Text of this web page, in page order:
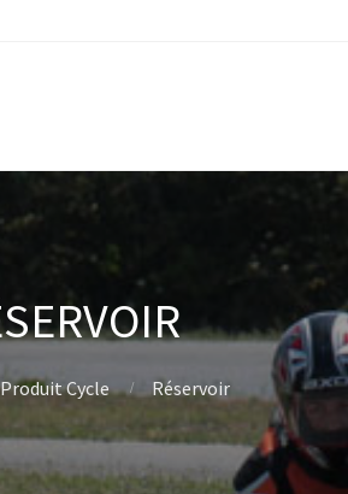
Produit Cycle Réservoir